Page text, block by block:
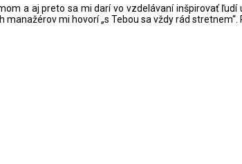
a aj preto sa mi darí vo vzdelávaní inšpirovať
manažérov mi hovorí „s Tebou sa vždy rád